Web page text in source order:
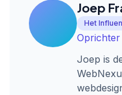
Joep
Het
Oprichter
Joep is